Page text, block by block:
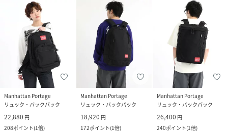
Manhattan Portage
リュック・バックパック
22,880 円
208ポイント(1倍)
Manhattan Portage
リュック・バックパック
18,920 円
172ポイント(1倍)
Manhattan Portage
リュック・バックパック
26,400 円
240ポイント(1倍)